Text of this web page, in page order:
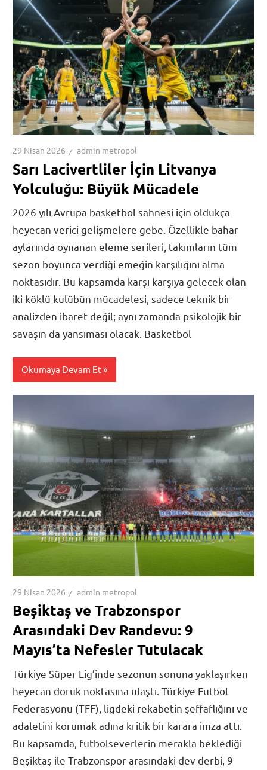
29 Nisan 2026 admin metropol
Sarı Lacivertliler İçin Litvanya
Yolculuğu: Büyük Mücadele
2026 yılı Avrupa basketbol sahnesi için oldukça
heyecan verici gelişmelere gebe. Özellikle bahar
aylarında oynanan eleme serileri, takımların tüm
sezon boyunca verdiği emeğin karşılığını alma
noktasıdır. Bu kapsamda karşı karşıya gelecek olan
iki köklü kulübün mücadelesi, sadece teknik bir
analizden ibaret değil; aynı zamanda psikolojik bir
savaşın da yansıması olacak. Basketbol
Okumaya Devam Et
29 Nisan 2026 admin metropol
Beşiktaş ve Trabzonspor
Arasındaki Dev Randevu: 9
Mayıs’ta Nefesler Tutulacak
Türkiye Süper Lig’inde sezonun sonuna yaklaşırken
heyecan doruk noktasına ulaştı. Türkiye Futbol
Federasyonu (TFF), ligdeki rekabetin şeffaflığını ve
adaletini korumak adına kritik bir karara imza attı.
Bu kapsamda, futbolseverlerin merakla beklediği
Beşiktaş ile Trabzonspor arasındaki dev derbi, 9